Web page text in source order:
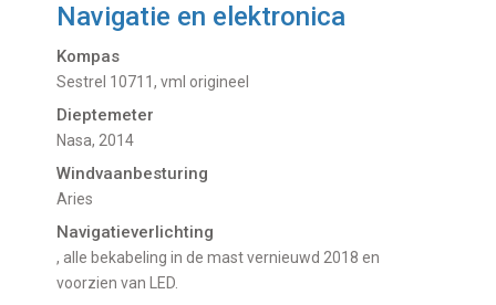
Navigatie en elektronica
Kompas
Sestrel 10711, vml origineel
Dieptemeter
Nasa, 2014
Windvaanbesturing
Aries
Navigatieverlichting
, alle bekabeling in de mast vernieuwd 2018 en
voorzien van LED.